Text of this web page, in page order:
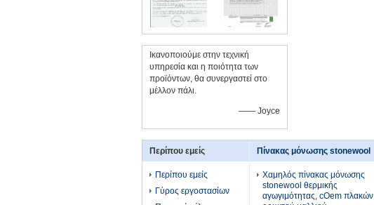
Ικανοποιούμε στην τεχνική
υπηρεσία και η ποιότητα των
προϊόντων, θα συνεργαστεί στο
μέλλον πάλι.
—— Joyce
Περίπου εμείς
Περίπου εμείς
Γύρος εργοστασίων
Πίνακας μόνωσης stonewool
Χαμηλός πίνακας μόνωσης
stonewool θερμικής
αγωγιμότητας, cOem πλακών